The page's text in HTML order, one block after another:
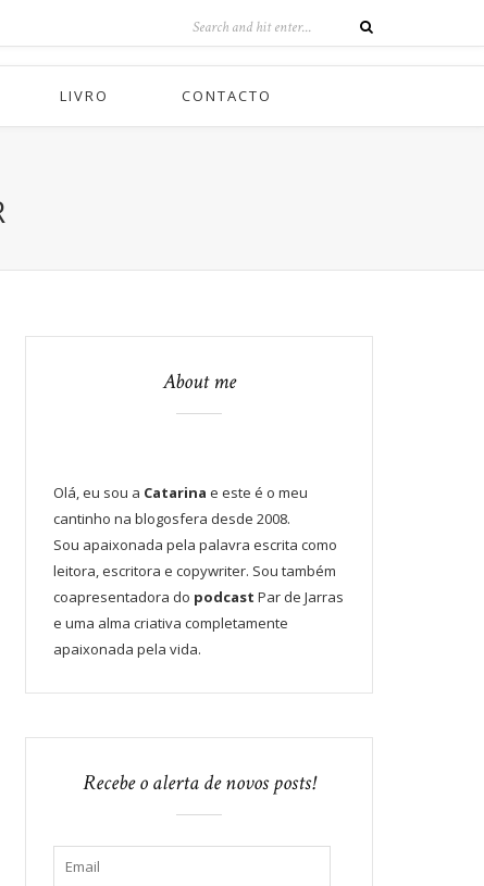
LIVRO CONTACTO
About me
Olá, eu sou a Catarina e este é o meu
cantinho na blogosfera desde 2008.
Sou apaixonada pela palavra escrita como
leitora, escritora e copywriter. Sou também
coapresentadora do podcast Par de Jarras
e uma alma criativa completamente
apaixonada pela vida.
Recebe o alerta de novos posts!